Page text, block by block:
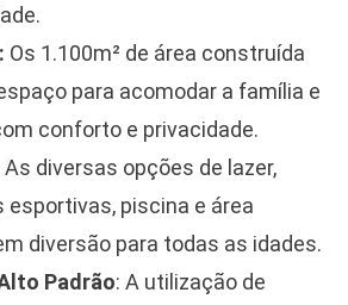
Os 1.100m² de área construída
para acomodar a família e
conforto e privacidade.
As diversas opções de lazer,
esportivas, piscina e área
diversão para todas as idades.
Padrão: A utilização de